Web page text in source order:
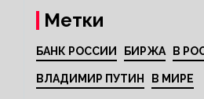
Метки
БАНК РОССИИ БИРЖА В
ВЛАДИМИР ПУТИН В МИРЕ